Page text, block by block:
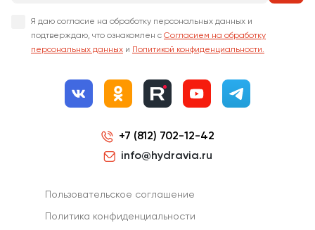
Я даю согласие на обработку персональных данных и
подтверждаю, что ознакомлен с Согласием на обработку
персональных данных и Политикой конфиденциальности.
+7 (812) 702-12-42
info@hydravia.ru
Пользовательское соглашение
Политика конфиденциальности